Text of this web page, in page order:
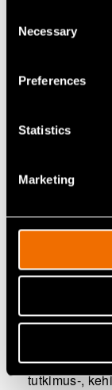
Selection
Necessary
Preferences
Statistics
Marketing
Lead,
Ota yhteyttä:
VTT
VTT on
tutkimus-,